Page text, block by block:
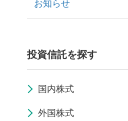
お知らせ
投資信託を探す
国内株式
外国株式